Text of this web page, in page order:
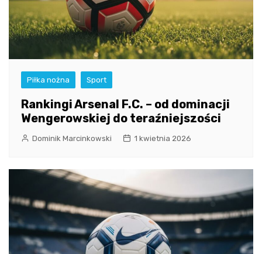
Piłka nożna Sport
Rankingi Arsenal F.C. – od dominacji
Wengerowskiej do teraźniejszości
Dominik Marcinkowski 1 kwietnia 2026